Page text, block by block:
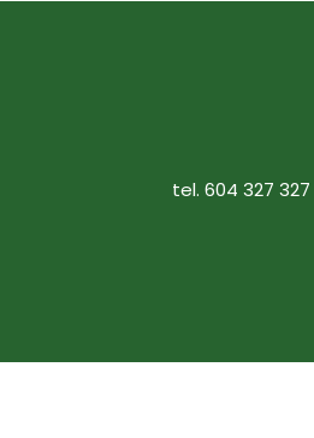
tel. 604 327 327